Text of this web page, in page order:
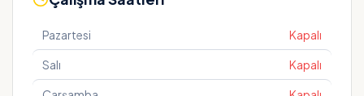
Pazartesi Kapalı
Salı Kapalı